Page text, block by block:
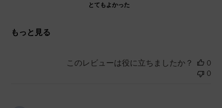
とてもよかった
もっと見る
このレビューは役に立ちましたか？
0
0